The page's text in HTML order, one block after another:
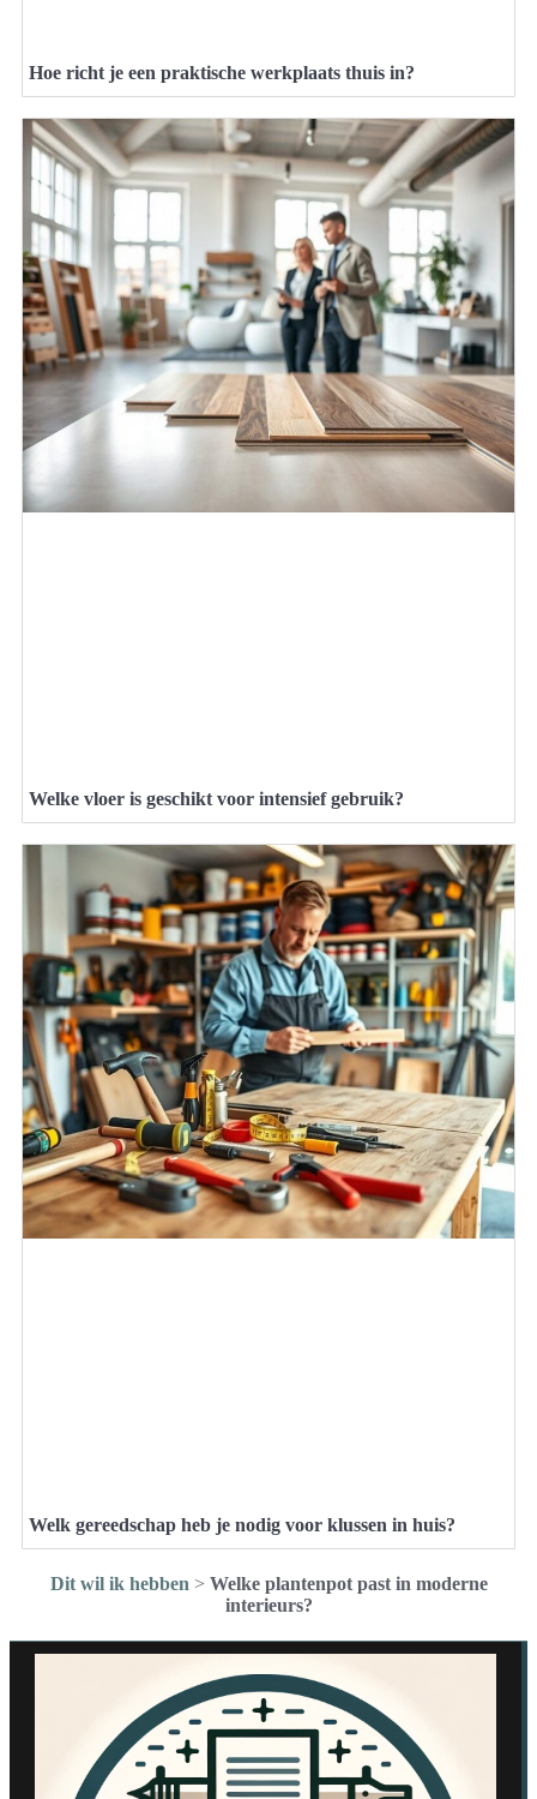
Hoe richt je een praktische werkplaats thuis in?
Welke vloer is geschikt voor intensief gebruik?
Welk gereedschap heb je nodig voor klussen in huis?
Dit wil ik hebben > Welke plantenpot past in moderne
interieurs?